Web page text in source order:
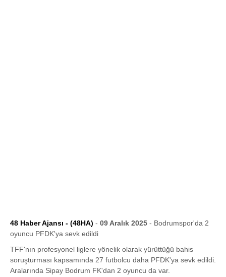
48 Haber Ajansı - (48HA) - 09 Aralık 2025 - Bodrumspor'da 2
oyuncu PFDK'ya sevk edildi
TFF'nın profesyonel liglere yönelik olarak yürüttüğü bahis
soruşturması kapsamında 27 futbolcu daha PFDK'ya sevk edildi.
Aralarında Sipay Bodrum FK'dan 2 oyuncu da var.